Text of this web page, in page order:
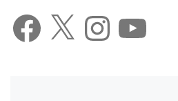
Facebook Instagram YouTube